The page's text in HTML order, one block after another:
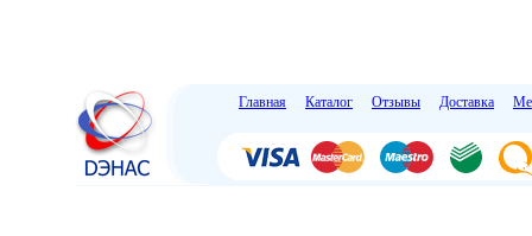
Главная Каталог Отзывы Доставка